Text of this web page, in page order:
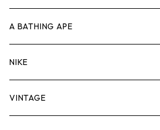
キャップ・ハット
バッグ
シューズ
パンツ
キャップ・ハット
バッグ
ジャケット
パンツ
キャップ・ハット
シャツ
ジャケット
パンツ
スウェット/ニット
シャツ
ジャケット
ロンT
スウェット/ニット
シャツ
Tシャツ
ロンTEE
スウェット/ニット
A BATHING APE
Tシャツ
ロンTEE
NIKE
シューズ
VINTAGE